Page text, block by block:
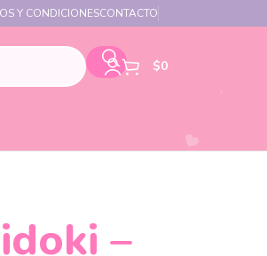
Y CONDICIONESCONTACTO
$0
–